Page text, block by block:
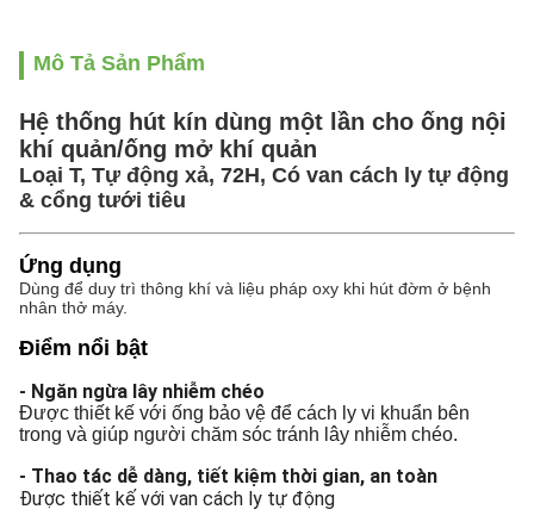
Mô Tả Sản Phẩm
Hệ thống hút kín dùng một lần cho ống nội
khí quản/ống mở khí quản
Loại T, Tự động xả, 72H, Có van cách ly tự động
& cổng tưới tiêu
Ứng dụng
Dùng để duy trì thông khí và liệu pháp oxy khi hút đờm ở bệnh
nhân thở máy.
Điểm nổi bật
- Ngăn ngừa lây nhiễm chéo
Được thiết kế với ống bảo vệ để cách ly vi khuẩn bên
trong và giúp người chăm sóc tránh lây nhiễm chéo.
- Thao tác dễ dàng, tiết kiệm thời gian, an toàn
Được thiết kế với van cách ly tự động